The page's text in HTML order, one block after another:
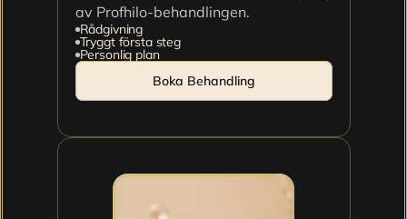
av Profhilo-behandlingen.
Rådgivning
Tryggt första steg
Personlig plan
Boka Behandling